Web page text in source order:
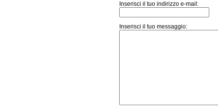
Inserisci il tuo indirizzo e-mail:
Inserisci il tuo messaggio: